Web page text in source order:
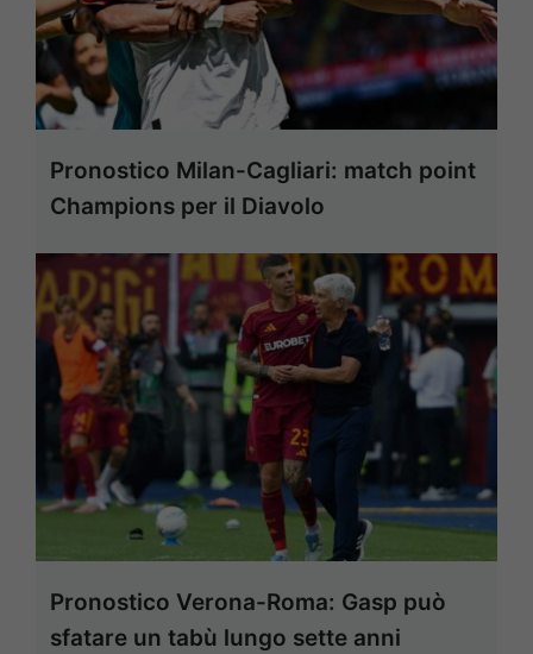
Pronostico Milan-Cagliari: match point
Champions per il Diavolo
Pronostico Verona-Roma: Gasp può
sfatare un tabù lungo sette anni